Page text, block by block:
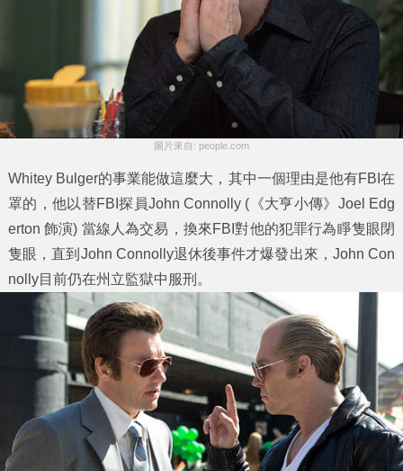
圖片來自: people.com
Whitey Bulger的事業能做這麼大，其中一個理由是他有FBI在
罩的，他以替FBI探員John Connolly (《大亨小傳》Joel Edg
erton 飾演) 當線人為交易，換來FBI對他的犯罪行為睜隻眼閉
隻眼，直到John Connolly退休後事件才爆發出來，John Con
nolly目前仍在州立監獄中服刑。